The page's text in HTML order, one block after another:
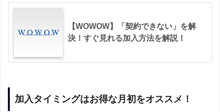
【WOWOW】「契約できない」を解
決！すぐ見れる加入方法を解説！
加入タイミングはお得な月初をオススメ！